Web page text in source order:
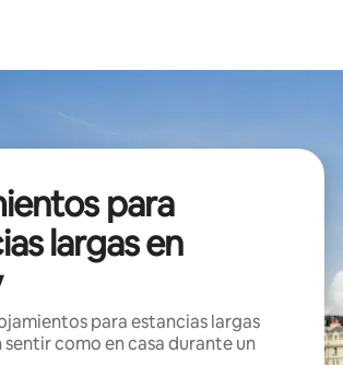
para
largas en
para estancias largas
sentir como en casa durante un